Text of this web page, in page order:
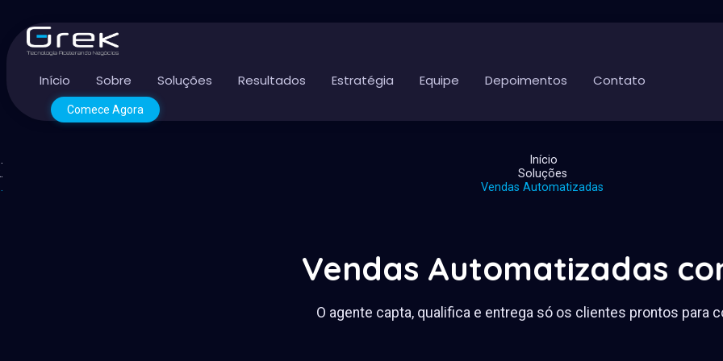
Início Sobre Soluções Resultados Estratégia Equipe Depoimentos Contato
Comece Agora
Início
Soluções
Vendas Automatizadas
Vendas Automatizadas
O agente capta, qualifica e entrega só os clientes prontos para